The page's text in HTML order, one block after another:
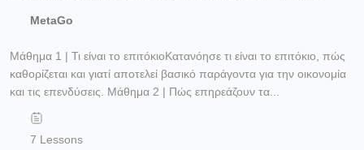
MetaGo
Μάθημα 1 | Τι είναι το επιτόκιοΚατανόησε τι είναι το επιτόκιο, πώς
καθορίζεται και γιατί αποτελεί βασικό παράγοντα για την οικονομία
και τις επενδύσεις. Μάθημα 2 | Πώς επηρεάζουν τα...
7 Lessons